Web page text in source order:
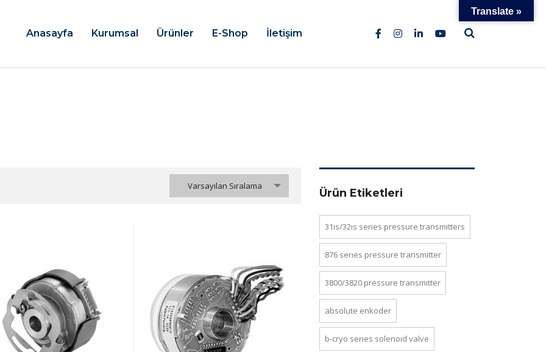
Anasayfa Kurumsal Ürünler E-Shop İletişim
Varsayılan Sıralama
Ürün Etiketleri
31is/32is series pressure transmi̇tters
876 series pressure transmi̇tter
3800/3820 pressure transmitter
absolute enkoder
b-cryo series solenoid valve
Translate »